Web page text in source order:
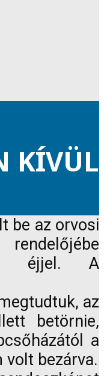
KÍVÜL
be az orvosi
éjjel. A
az
betörnie,
a
volt bezárva.